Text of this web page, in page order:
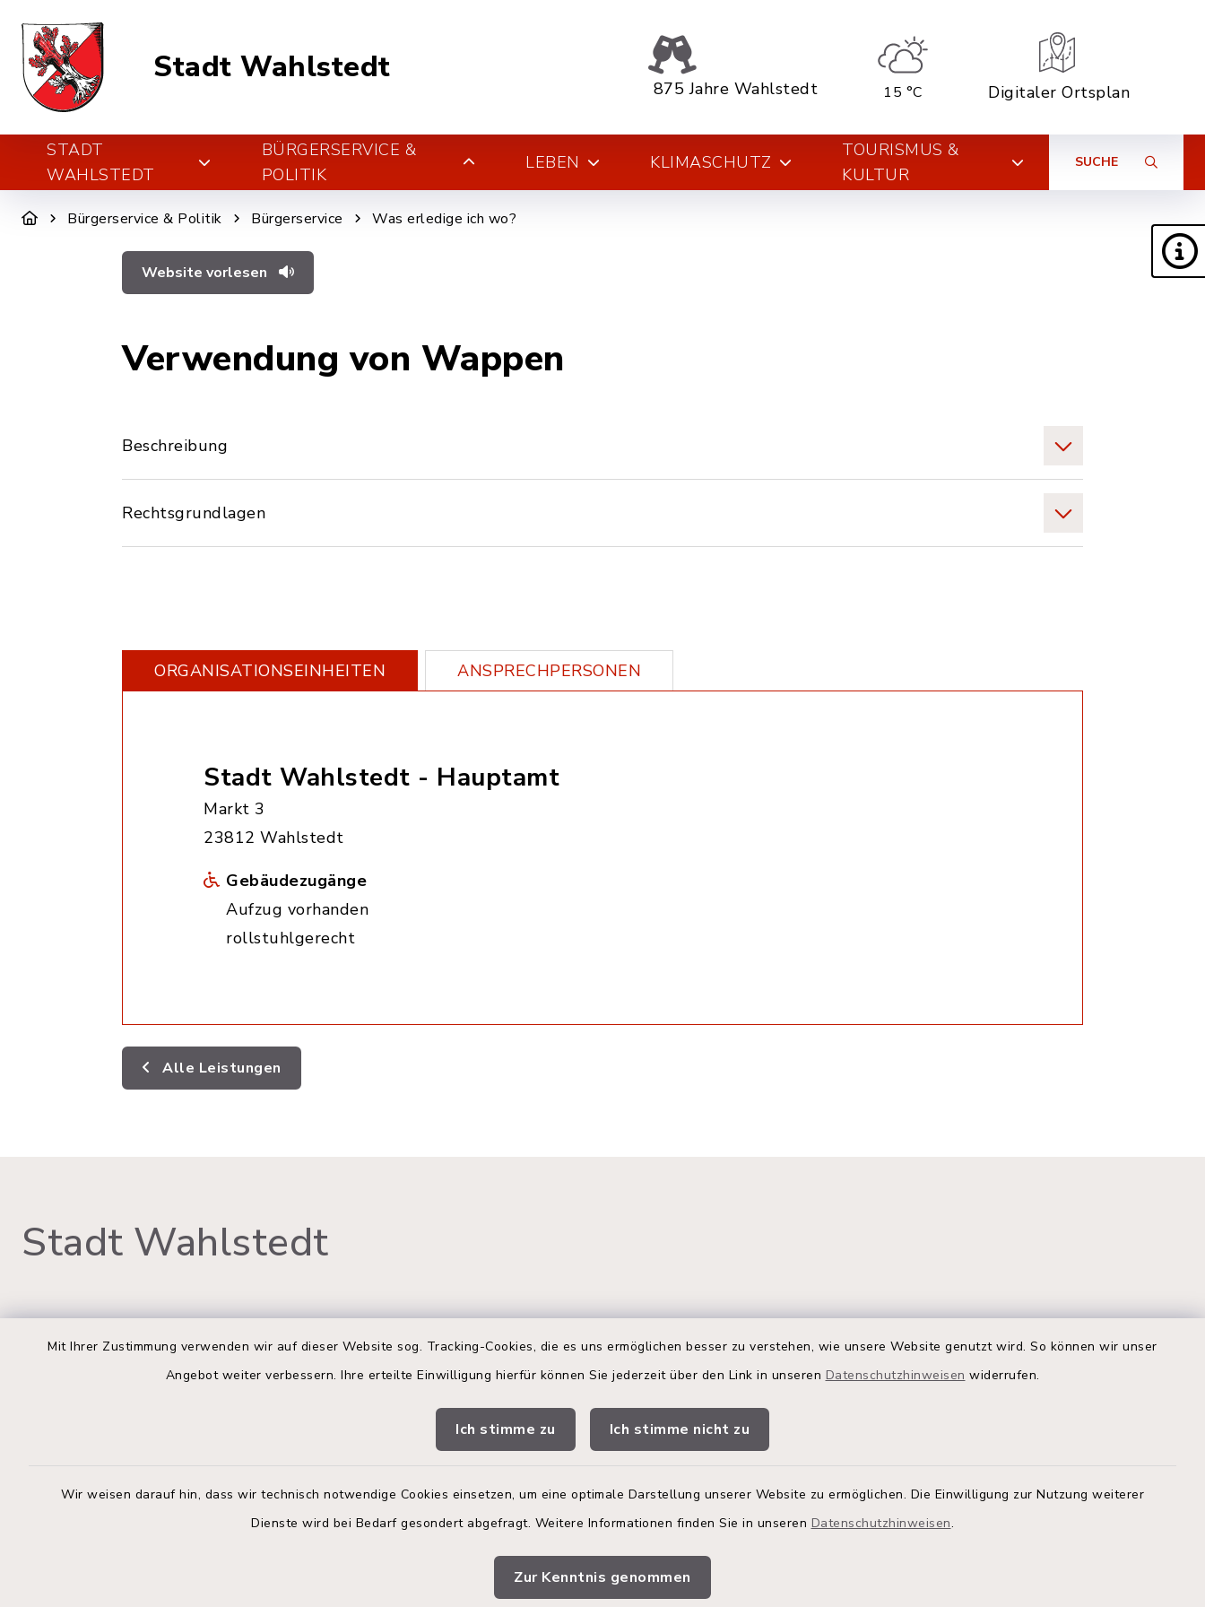
Mit Ihrer Zustimmung verwenden wir auf dieser Website sog. Tracking-Cookies, die es uns ermöglichen besser zu verstehen, wie unsere Website genutzt wird. So können wir unser
Angebot weiter verbessern. Ihre erteilte Einwilligung hierfür können Sie jederzeit über den Link in unseren Datenschutzhinweisen widerrufen.
Ich stimme zu Ich stimme nicht zu
Wir weisen darauf hin, dass wir technisch notwendige Cookies einsetzen, um eine optimale Darstellung unserer Website zu ermöglichen. Die Einwilligung zur Nutzung weiterer
Dienste wird bei Bedarf gesondert abgefragt. Weitere Informationen finden Sie in unseren Datenschutzhinweisen.
Zur Kenntnis genommen
Stadt Wahlstedt
875 Jahre Wahlstedt 15 °C Digitaler Ortsplan
STADT
WAHLSTEDT
BÜRGERSERVICE &
POLITIK
LEBEN KLIMASCHUTZ
TOURISMUS &
KULTUR
SUCHE
Bürgerservice & Politik Bürgerservice Was erledige ich wo?
Website vorlesen
Verwendung von Wappen
Beschreibung
Rechtsgrundlagen
ORGANISATIONS­EINHEITEN ANSPRECHPERSONEN
Stadt Wahlstedt - Hauptamt
Markt 3
23812 Wahlstedt
Gebäudezugänge
Aufzug vorhanden
rollstuhlgerecht
Alle Leistungen
Stadt Wahlstedt
Rathaus Wahlstedt Öffnungszeiten
Montag bis Donnerstag:
09:00-12:00 Uhr
Donnerstag zusätzlich:
Freitag:
Terminbuchung
Buchen Sie Ihren Termin!
Nutzen Sie bitte unser
Terminmanagement-System, um
einen Termin im Rathaus zu
Online-Termin im Rathaus
Quicklinks
Kreis Segeberg
Stadtwerke
Bürgerinformationsbroschüre